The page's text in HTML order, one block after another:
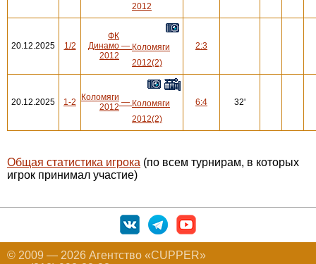
2012
20.12.2025 1/2
ФК
Динамо
2012
— Коломяги
2012(2)
2:3
20.12.2025 1-2
Коломяги
2012 — Коломяги
2012(2)
6:4 32'
Общая статистика игрока (по всем турнирам, в которых
игрок принимал участие)
© 2009 — 2026 Агентство «CUPPER»